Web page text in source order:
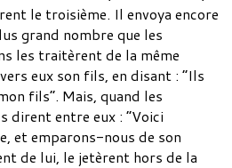
le troisième. Il envoya encore
grand nombre que les
les traitèrent de la même
eux son fils, en disant : “Ils
fils”. Mais, quand les
dirent entre eux : “Voici
et emparons-nous de son
de lui, le jetèrent hors de la